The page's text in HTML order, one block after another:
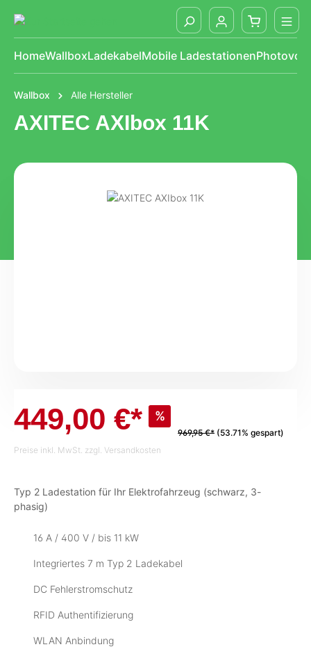
springen
HomeWallboxLadekabelMobile Ladestationen
Wallbox Alle Hersteller
AXITEC AXIbox 11K
Bildergalerie überspringen
449,00 €* %
969,95 €* (53.71% gespart)
Preise inkl. MwSt. zzgl. Versandkosten
Typ 2 Ladestation für Ihr Elektrofahrzeug (schwarz, 3-
phasig)
16 A / 400 V / bis 11 kW
Integriertes 7 m Typ 2 Ladekabel
DC Fehlerstromschutz
RFID Authentifizierung
WLAN Anbindung